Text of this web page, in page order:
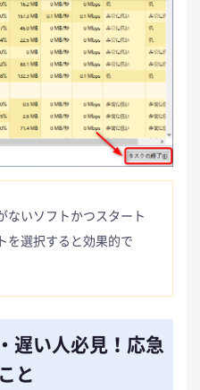
ないソフトかつスタート
を選択すると効果的で
遅い人必見！応急
と